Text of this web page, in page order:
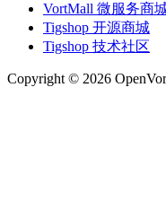
VortMall 微服务商
Tigshop 开源商城
Tigshop 技术社区
Copyright © 2026